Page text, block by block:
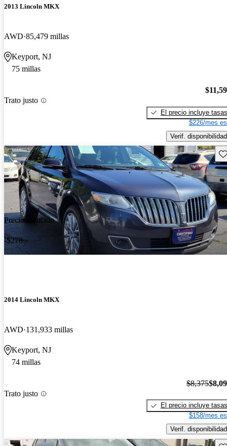
2013 Lincoln MKX
AWD 85,479 millas
Keyport, NJ
75 millas
Trato justo
El precio incluye tasas
$226/mes
Verif. disponibilidad
Precio reducido
-$278
2014 Lincoln MKX
AWD 131,933 millas
Keyport, NJ
74 millas
Trato justo
$8,375
El precio incluye tasas
$158/mes
Verif. disponibilidad